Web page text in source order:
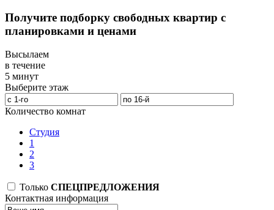
Получите подборку свободных квартир с
планировками и ценами
Высылаем
в течение
5 минут
Выберите этаж
Количество комнат
Студия
1
2
3
Только СПЕЦПРЕДЛОЖЕНИЯ
Контактная информация